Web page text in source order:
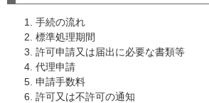
手続の流れ
標準処理期間
許可申請又は届出に必要な書類等
代理申請
申請手数料
許可又は不許可の通知